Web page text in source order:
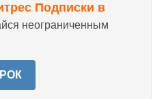
Подписки в
неограниченным